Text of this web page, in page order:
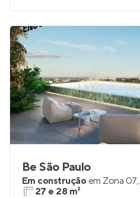
Be São Paulo
Em construção em Zona 07,
27 e 28 m²